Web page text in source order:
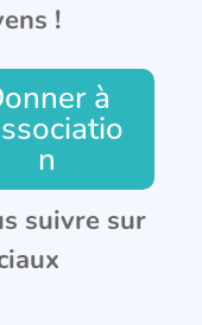
!
à
n
suivre sur